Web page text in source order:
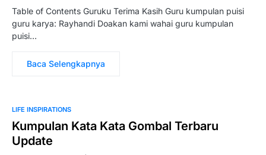
Table of Contents Guruku Terima Kasih Guru kumpulan puisi
guru karya: Rayhandi Doakan kami wahai guru kumpulan
puisi…
Baca Selengkapnya
LIFE INSPIRATIONS
Kumpulan Kata Kata Gombal Terbaru
Update